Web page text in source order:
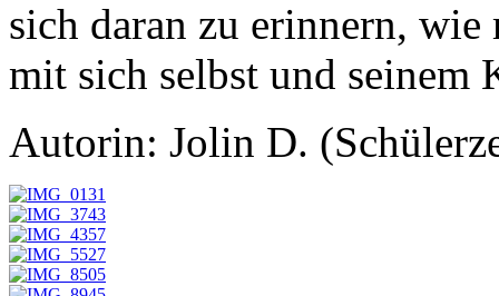
sich daran zu erinnern,
mit sich selbst und seinem
Autorin: Jolin D.